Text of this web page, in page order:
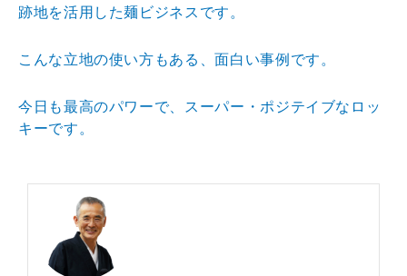
跡地を活用した麺ビジネスです。
こんな立地の使い方もある、面白い事例です。
今日も最高のパワーで、スーパー・ポジテイブなロッ
キーです。